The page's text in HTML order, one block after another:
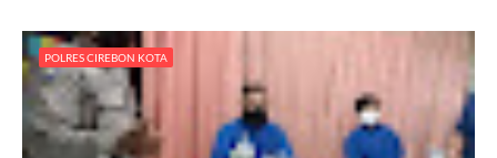
POLRES CIREBON KOTA